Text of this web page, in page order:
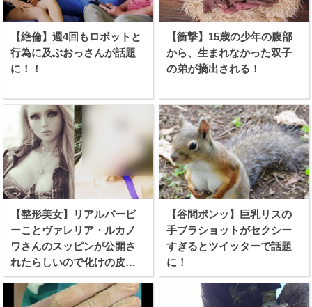
【絶倫】週4回もロボットと
行為に及ぶおっさんが話題
に！！
【衝撃】15歳の少年の腹部
から、生まれなかった双子
の弟が摘出される！
【整形美女】リアルバービ
ーことヴァレリア・ルカノ
ワさんのスッピンが公開さ
れたらしいので化けの皮を
剥ぐつもりで見てみたぞ！
【谷間ボンッ】巨乳リスの
手ブラショットがセクシー
すぎるとツイッターで話題
に！